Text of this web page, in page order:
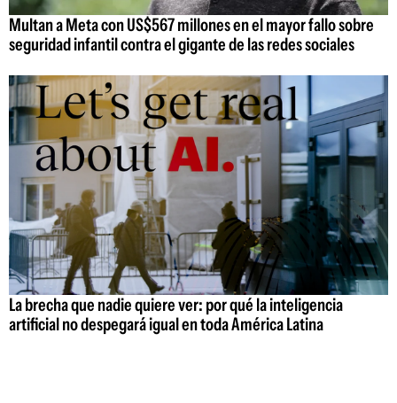
Multan a Meta con US$567 millones en el mayor fallo sobre
seguridad infantil contra el gigante de las redes sociales
La brecha que nadie quiere ver: por qué la inteligencia
artificial no despegará igual en toda América Latina